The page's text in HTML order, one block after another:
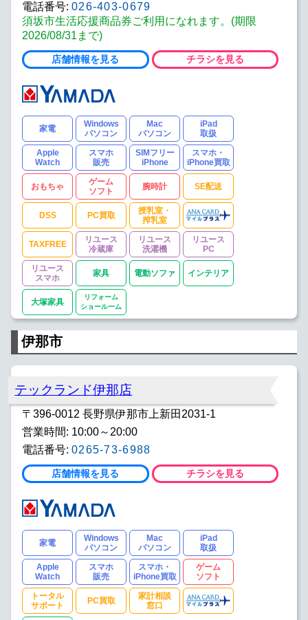
電話番号: 026-403-0679
須坂市生活応援商品券ご利用になれます。(期限
2026/08/31まで)
店舗情報を見る チラシを見る
家電
Windows
パソコン
Mac
パソコン
iPad
取扱
Apple
Watch
スマホ
販売
SIMフリー
iPhone
スマホ・
iPhone買取
おもちゃ
ゲーム
ソフト
腕時計 SE配送
DSS PC買取
授乳室・
搾乳室
TAXFREE
リユース
冷蔵庫
リユース
洗濯機
リユース
PC
リユース
スマホ
家具 電動ソファ インテリア
大塚家具
リフォーム
ショールーム
伊那市
テックランド伊那店
〒396-0012 長野県伊那市上新田2031-1
営業時間: 10:00～20:00
電話番号: 0265-73-6988
店舗情報を見る チラシを見る
家電
Windows
パソコン
Mac
パソコン
iPad
取扱
Apple
Watch
スマホ
販売
スマホ・
iPhone買取
ゲーム
ソフト
トータル
サポート
PC買取
家計相談
窓口